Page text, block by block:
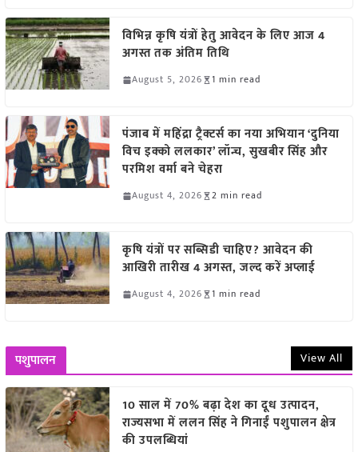
विभिन्न कृषि यंत्रों हेतु आवेदन के लिए आज 4
अगस्त तक अंतिम तिथि
August 5, 2026 1 min read
पंजाब में महिंद्रा ट्रैक्टर्स का नया अभियान ‘दुनिया
विच इक्को ललकार’ लॉन्च, सुखबीर सिंह और
परमिश वर्मा बने चेहरा
August 4, 2026 2 min read
कृषि यंत्रों पर सब्सिडी चाहिए? आवेदन की
आखिरी तारीख 4 अगस्त, जल्द करें अप्लाई
August 4, 2026 1 min read
पशुपालन View All
10 साल में 70% बढ़ा देश का दूध उत्पादन,
राज्यसभा में ललन सिंह ने गिनाईं पशुपालन क्षेत्र
की उपलब्धियां